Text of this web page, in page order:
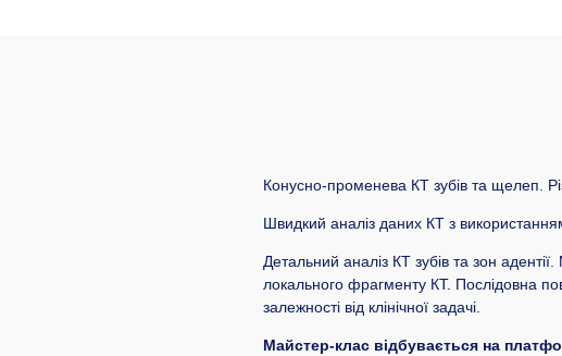
Конусно-променева КТ зубів та щелеп.
Швидкий аналіз даних КТ з
Детальний аналіз КТ зубів та зон
локального фрагменту КТ. Послідовна
залежності від клінічної задачі.
Майстер-клас відбувається на